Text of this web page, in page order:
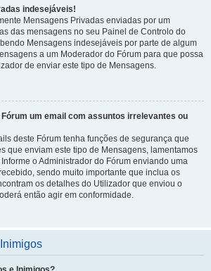
indesejáveis!
Mensagens Privadas enviadas por um
das mensagens no seu Painel de Controlo do
Mensagens indesejáveis por parte de algum
a um Moderador do Fórum para que possa
de enviar este tipo de Mensagens.
um email com assuntos irrelevantes ou
deste Fórum tenha funções de segurança que
que enviam este tipo de Mensagens, lamentamos
o Administrador do Fórum enviando uma
sendo muito importante que inclua os
os detalhes do Utilizador que enviou o
então agir em conformidade.